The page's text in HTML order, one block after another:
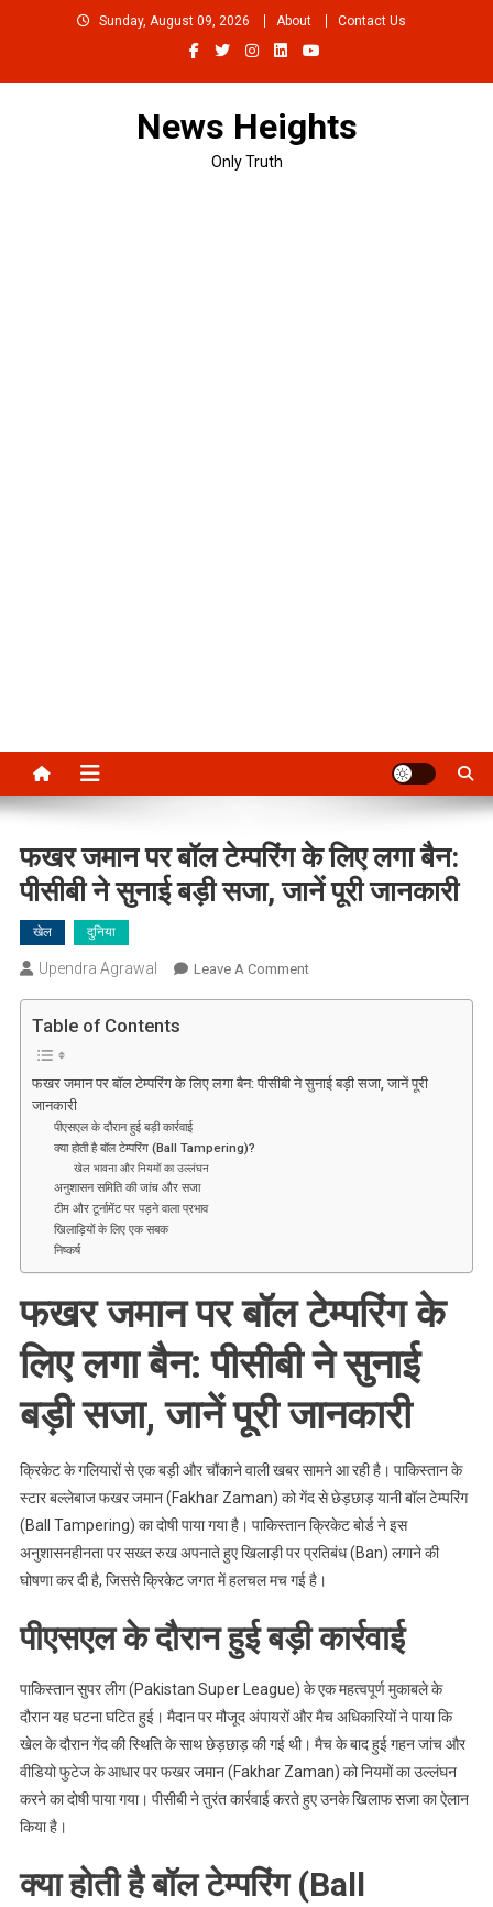
Sunday, August 09, 2026 About Contact Us
News Heights
Only Truth
फखर जमान पर बॉल टेम्परिंग के लिए लगा बैन:
पीसीबी ने सुनाई बड़ी सजा, जानें पूरी जानकारी
खेल दुनिया
Upendra Agrawal Leave A CommentOn
टेम्परिंग
सुनाई
बड़ी
सजा,
जानें
पूरी
जानकारी
Table of Contents
फखर जमान पर बॉल टेम्परिंग के लिए लगा बैन: पीसीबी ने सुनाई बड़ी सजा, जानें पूरी
जानकारी
पीएसएल के दौरान हुई बड़ी कार्रवाई
क्या होती है बॉल टेम्परिंग (Ball Tampering)?
खेल भावना और नियमों का उल्लंघन
अनुशासन समिति की जांच और सजा
टीम और टूर्नामेंट पर पड़ने वाला प्रभाव
खिलाड़ियों के लिए एक सबक
निष्कर्ष
फखर जमान पर बॉल टेम्परिंग के
लिए लगा बैन: पीसीबी ने सुनाई
बड़ी सजा, जानें पूरी जानकारी
क्रिकेट के गलियारों से एक बड़ी और चौंकाने वाली खबर सामने आ रही है। पाकिस्तान के
स्टार बल्लेबाज फखर जमान (Fakhar Zaman) को गेंद से छेड़छाड़ यानी बॉल टेम्परिंग
(Ball Tampering) का दोषी पाया गया है। पाकिस्तान क्रिकेट बोर्ड ने इस
अनुशासनहीनता पर सख्त रुख अपनाते हुए खिलाड़ी पर प्रतिबंध (Ban) लगाने की
घोषणा कर दी है, जिससे क्रिकेट जगत में हलचल मच गई है।
पीएसएल के दौरान हुई बड़ी कार्रवाई
पाकिस्तान सुपर लीग (Pakistan Super League) के एक महत्वपूर्ण मुकाबले के
दौरान यह घटना घटित हुई। मैदान पर मौजूद अंपायरों और मैच अधिकारियों ने पाया कि
खेल के दौरान गेंद की स्थिति के साथ छेड़छाड़ की गई थी। मैच के बाद हुई गहन जांच और
वीडियो फुटेज के आधार पर फखर जमान (Fakhar Zaman) को नियमों का उल्लंघन
करने का दोषी पाया गया। पीसीबी ने तुरंत कार्रवाई करते हुए उनके खिलाफ सजा का ऐलान
किया है।
क्या होती है बॉल टेम्परिंग (Ball